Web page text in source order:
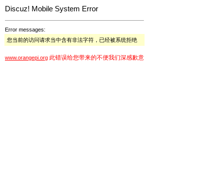
Discuz! Mobile System Error
Error messages:
您当前的访问请求当中含有非法字符，已经被系统拒绝
www.orangepi.org 此错误给您带来的不便我们深感歉意